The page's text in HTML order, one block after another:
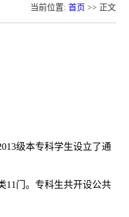
当前位置: 首页 >> 正文
级本专科学生设立了通
11门。专科生共开设公共